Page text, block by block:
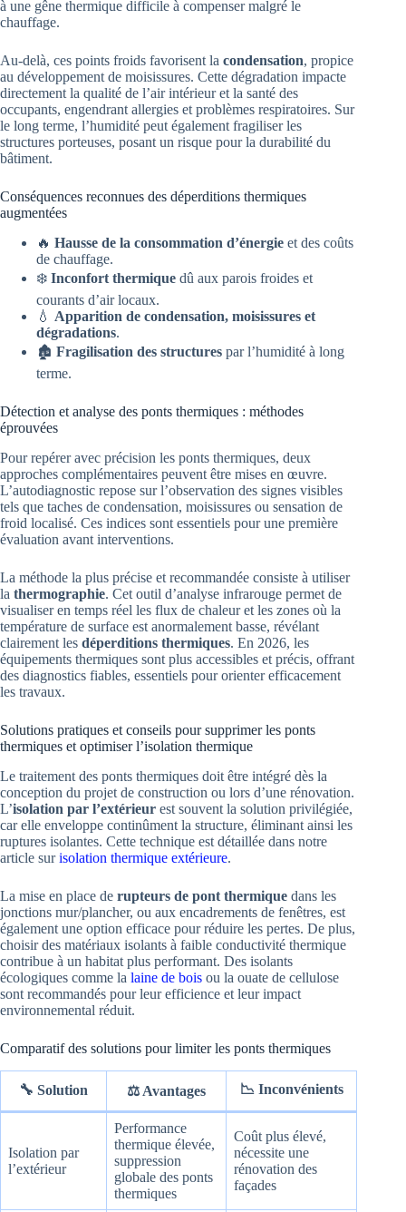
à une gêne thermique difficile à compenser malgré le
chauffage.
Au-delà, ces points froids favorisent la condensation, propice
au développement de moisissures. Cette dégradation impacte
directement la qualité de l’air intérieur et la santé des
occupants, engendrant allergies et problèmes respiratoires. Sur
le long terme, l’humidité peut également fragiliser les
structures porteuses, posant un risque pour la durabilité du
bâtiment.
Conséquences reconnues des déperditions thermiques
augmentées
🔥 Hausse de la consommation d’énergie et des coûts
de chauffage.
❄️ Inconfort thermique dû aux parois froides et
courants d’air locaux.
💧 Apparition de condensation, moisissures et
dégradations.
🏚️ Fragilisation des structures par l’humidité à long
terme.
Détection et analyse des ponts thermiques : méthodes
éprouvées
Pour repérer avec précision les ponts thermiques, deux
approches complémentaires peuvent être mises en œuvre.
L’autodiagnostic repose sur l’observation des signes visibles
tels que taches de condensation, moisissures ou sensation de
froid localisé. Ces indices sont essentiels pour une première
évaluation avant interventions.
La méthode la plus précise et recommandée consiste à utiliser
la thermographie. Cet outil d’analyse infrarouge permet de
visualiser en temps réel les flux de chaleur et les zones où la
température de surface est anormalement basse, révélant
clairement les déperditions thermiques. En 2026, les
équipements thermiques sont plus accessibles et précis, offrant
des diagnostics fiables, essentiels pour orienter efficacement
les travaux.
Solutions pratiques et conseils pour supprimer les ponts
thermiques et optimiser l’isolation thermique
Le traitement des ponts thermiques doit être intégré dès la
conception du projet de construction ou lors d’une rénovation.
L’isolation par l’extérieur est souvent la solution privilégiée,
car elle enveloppe continûment la structure, éliminant ainsi les
ruptures isolantes. Cette technique est détaillée dans notre
article surisolation thermique extérieure.
La mise en place de rupteurs de pont thermique dans les
jonctions mur/plancher, ou aux encadrements de fenêtres, est
également une option efficace pour réduire les pertes. De plus,
choisir des matériaux isolants à faible conductivité thermique
contribue à un habitat plus performant. Des isolants
écologiques comme la laine de bois ou la ouate de cellulose
sont recommandés pour leur efficience et leur impact
environnemental réduit.
Comparatif des solutions pour limiter les ponts thermiques
🔧 Solution ⚖️ Avantages 📉 Inconvénients
Isolation par
l’extérieur
Performance
thermique élevée,
suppression
globale des ponts
thermiques
Coût plus élevé,
nécessite une
rénovation des
façades